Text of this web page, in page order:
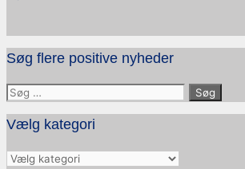
Søg flere positive nyheder
Søg
efter:
Vælg kategori
Vælg